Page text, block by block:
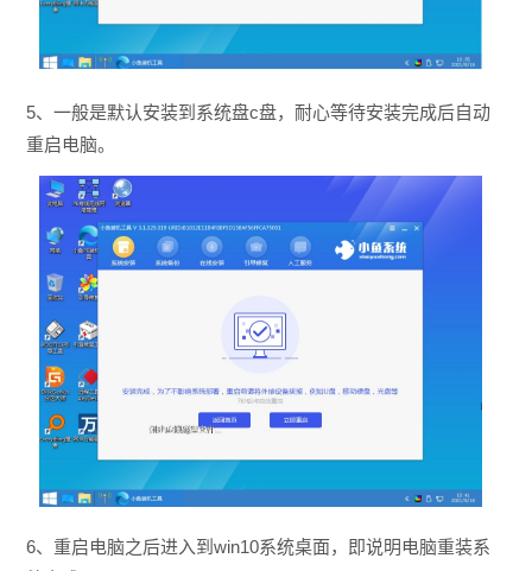
5、一般是默认安装到系统盘c盘，耐心等待安装完成后自动
重启电脑。
6、重启电脑之后进入到win10系统桌面，即说明电脑重装系